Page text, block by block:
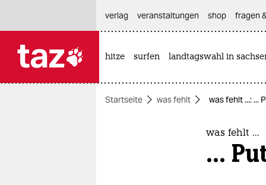
themen
verlag
veranstaltungen shop fragen
hitze surfen landtagswahl in
Startseite was fehlt was fehlt ...: ...
was fehlt ...
...